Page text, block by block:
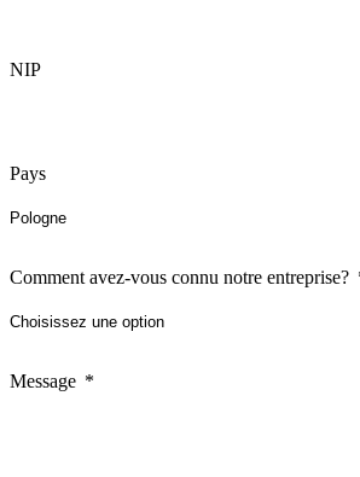
NIP
Pays
Comment avez-vous connu notre entreprise?
Message